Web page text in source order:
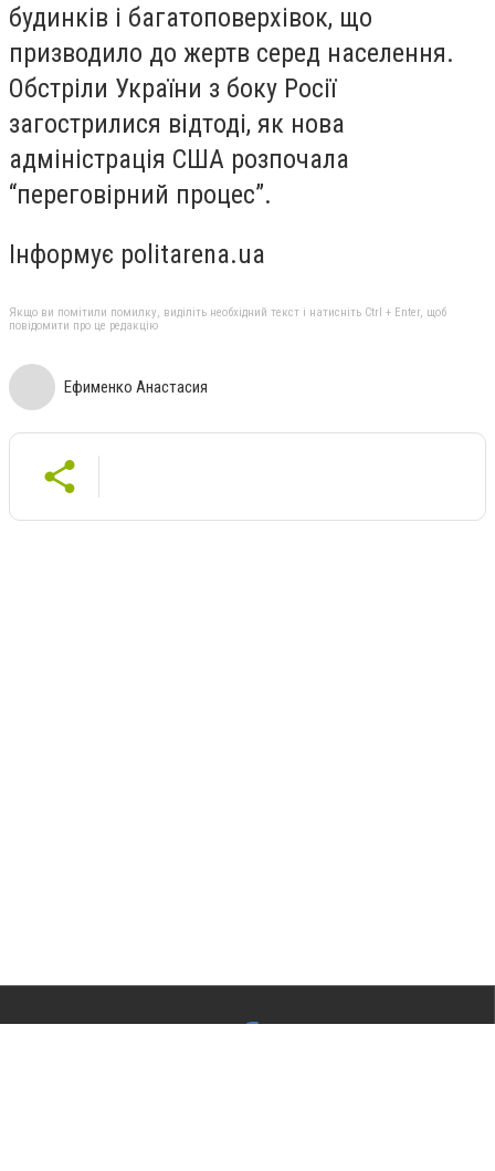
будинків і багатоповерхівок, що
призводило до жертв серед населення.
Обстріли України з боку Росії
загострилися відтоді, як нова
адміністрація США розпочала
“переговірний процес”.
Інформує politarena.ua
Якщо ви помітили помилку, виділіть необхідний текст і натисніть Ctrl + Enter, щоб
повідомити про це редакцію
Ефименко Анастасия